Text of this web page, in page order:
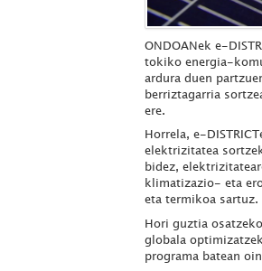
ONDOANek e-
tokiko energia-
ardura duen
berriztagarria
ere.
Horrela, e-
elektrizitatea
bidez,
klimatizazio- eta
eta termikoa sartuz.
Hori guztia
globala
programa batean